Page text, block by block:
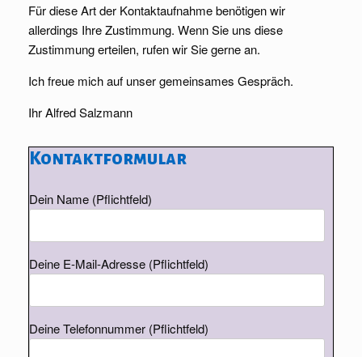
Für diese Art der Kontaktaufnahme benötigen wir
allerdings Ihre Zustimmung. Wenn Sie uns diese
Zustimmung erteilen, rufen wir Sie gerne an.
Ich freue mich auf unser gemeinsames Gespräch.
Ihr Alfred Salzmann
Kontaktformular
Dein Name (Pflichtfeld)
Deine E-Mail-Adresse (Pflichtfeld)
Deine Telefonnummer (Pflichtfeld)